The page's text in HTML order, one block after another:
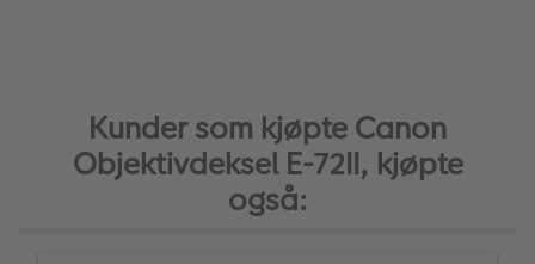
Kunder som kjøpte Canon
Objektivdeksel E-72II, kjøpte
også: